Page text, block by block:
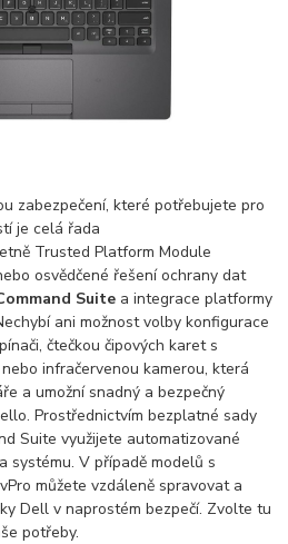
zabezpečení, které potřebujete pro
je celá řada
Trusted Platform Module
osvědčené řešení ochrany dat
Suite a integrace platformy
ani možnost volby konfigurace
čtečkou čipových karet s
infračervenou kamerou, která
a umožní snadný a bezpečný
Prostřednictvím bezplatné sady
Suite využijete automatizované
systému. V případě modelů s
můžete vzdáleně spravovat a
Dell v naprostém bezpečí. Zvolte tu
potřeby.